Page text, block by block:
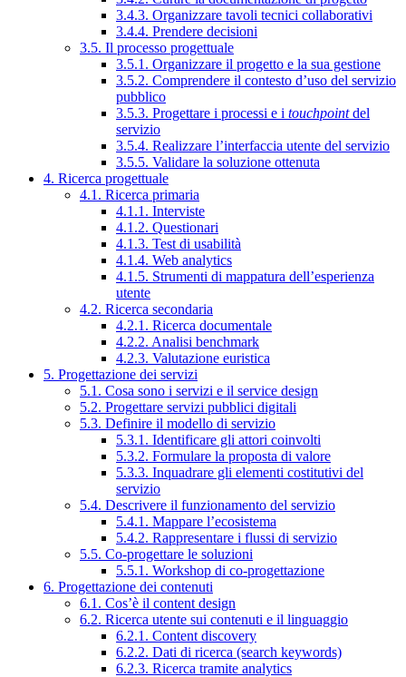
3.4.3. Organizzare tavoli tecnici collaborativi
3.4.4. Prendere decisioni
3.5. Il processo progettuale
3.5.1. Organizzare il progetto e la sua gestione
3.5.2. Comprendere il contesto d’uso del servizio
pubblico
3.5.3. Progettare i processi e i touchpointdel
servizio
3.5.4. Realizzare l’interfaccia utente del servizio
3.5.5. Validare la soluzione ottenuta
4. Ricerca progettuale
4.1. Ricerca primaria
4.1.1. Interviste
4.1.2. Questionari
4.1.3. Test di usabilità
4.1.4. Web analytics
4.1.5. Strumenti di mappatura dell’esperienza
utente
4.2. Ricerca secondaria
4.2.1. Ricerca documentale
4.2.2. Analisi benchmark
4.2.3. Valutazione euristica
5. Progettazione dei servizi
5.1. Cosa sono i servizi e il service design
5.2. Progettare servizi pubblici digitali
5.3. Definire il modello di servizio
5.3.1. Identificare gli attori coinvolti
5.3.2. Formulare la proposta di valore
5.3.3. Inquadrare gli elementi costitutivi del
servizio
5.4. Descrivere il funzionamento del servizio
5.4.1. Mappare l’ecosistema
5.4.2. Rappresentare i flussi di servizio
5.5. Co-progettare le soluzioni
5.5.1. Workshop di co-progettazione
6. Progettazione dei contenuti
6.1. Cos’è il content design
6.2. Ricerca utente sui contenuti e il linguaggio
6.2.1. Content discovery
6.2.2. Dati di ricerca (search keywords)
6.2.3. Ricerca tramite analytics